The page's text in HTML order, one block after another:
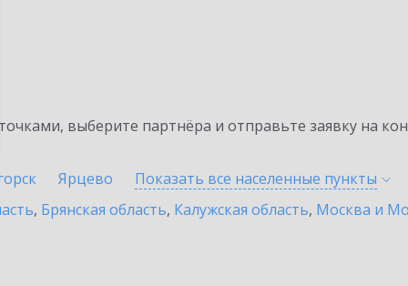
выберите партнёра и отправьте заявку на
Ярцево Показать все населенные пункты
, Брянская область, Калужская область, Москва и